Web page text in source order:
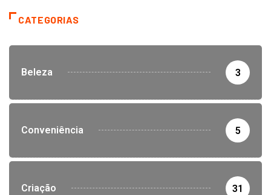
CATEGORIAS
Beleza 3
Conveniência 5
Criação 31